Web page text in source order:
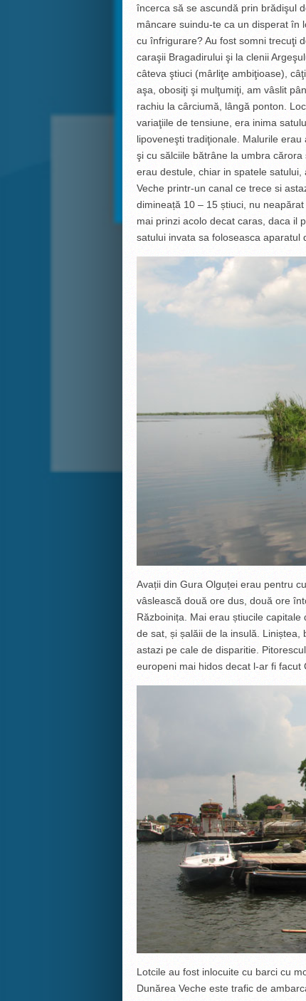
încerca să se ascundă prin brădişul
mâncare suindu-te ca un disperat în
cu înfrigurare? Au fost somni trecuţi
caraşii Bragadirului şi la clenii
câteva ştiuci (mârliţe ambiţioase),
aşa, obosiţi şi mulţumiţi, am vâslit
rachiu la cârciumă, lângă ponton.
variaţiile de tensiune, era inima
lipoveneşti tradiţionale. Malurile
şi cu sălciile bătrâne la umbra
erau destule, chiar in spatele
Veche printr-un canal ce trece si
dimineață 10 – 15 știuci, nu
mai prinzi acolo decat caras, daca il
satului invata sa foloseasca aparatul
Avații din Gura Olguței erau pentru
vâslească două ore dus, două ore
Războinița. Mai erau știucile
de sat, și șalăii de la insulă.
astazi pe cale de disparitie.
europeni mai hidos decat l-ar fi facut
Lotcile au fost inlocuite cu barci cu
Dunărea Veche este trafic de